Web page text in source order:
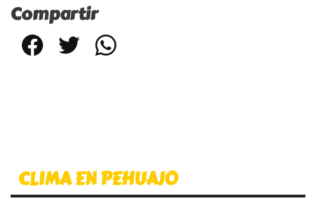
Compartir
FacebookTwitterWhatsApp
CLIMA EN PEHUAJO